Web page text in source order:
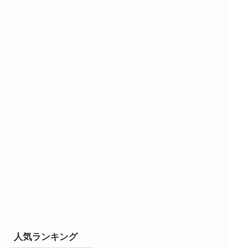
人気ランキング